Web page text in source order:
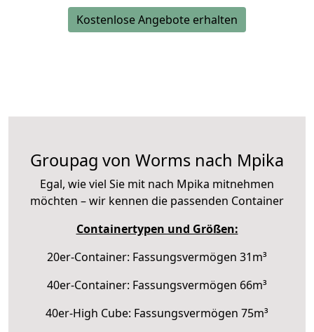
Kostenlose Angebote erhalten
Groupag von Worms nach Mpika
Egal, wie viel Sie mit nach Mpika mitnehmen
möchten – wir kennen die passenden Container
Containertypen und Größen:
20er-Container: Fassungsvermögen 31m³
40er-Container: Fassungsvermögen 66m³
40er-High Cube: Fassungsvermögen 75m³